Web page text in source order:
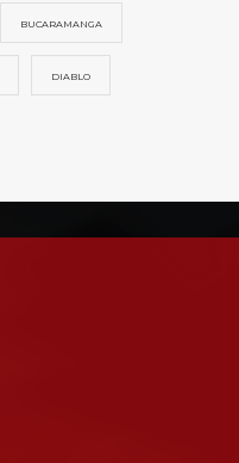
BUCARAMANGA
DIABLO